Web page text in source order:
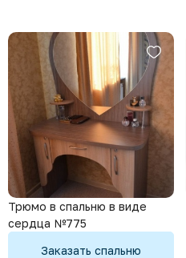
Трюмо в спальню в виде
сердца №775
Заказать спальню